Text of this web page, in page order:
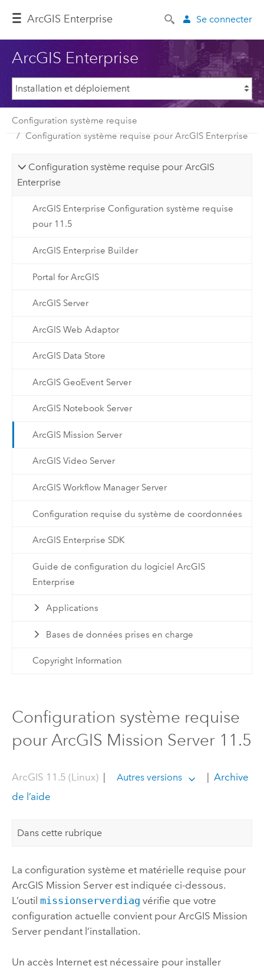
ArcGIS Enterprise Se connecter
ArcGIS Enterprise
Configuration système requise
Configuration système requise pour ArcGIS Enterprise
Configuration système requise pour ArcGIS
Enterprise
ArcGIS Enterprise Configuration système requise
pour 11.5
ArcGIS Enterprise Builder
Portal for ArcGIS
ArcGIS Server
ArcGIS Web Adaptor
ArcGIS Data Store
ArcGIS GeoEvent Server
ArcGIS Notebook Server
ArcGIS Mission Server
ArcGIS Video Server
ArcGIS Workflow Manager Server
Configuration requise du système de coordonnées
ArcGIS Enterprise SDK
Guide de configuration du logiciel ArcGIS
Enterprise
Applications
Bases de données prises en charge
Copyright Information
Configuration système requise
pour ArcGIS Mission Server 11.5
ArcGIS 11.5 (Linux)| Autres versions
Archive
de l’aide
Dans cette rubrique
La configuration système et matérielle requise pour
ArcGIS Mission Serverest indiquée ci-dessous.
L’outil missionserverdiag vérifie que votre
configuration actuelle convient pour ArcGIS Mission
Serverpendant l’installation.
Un accès Internet est nécessaire pour installer